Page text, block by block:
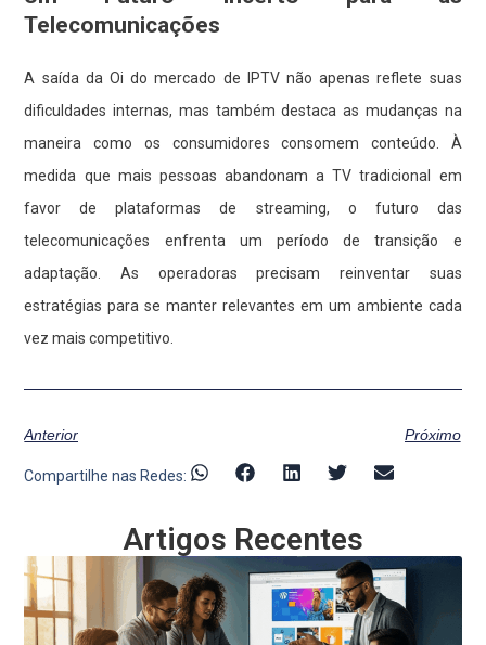
Telecomunicações
A saída da Oi do mercado de IPTV não apenas reflete suas
dificuldades internas, mas também destaca as mudanças na
maneira como os consumidores consomem conteúdo. À
medida que mais pessoas abandonam a TV tradicional em
favor de plataformas de streaming, o futuro das
telecomunicações enfrenta um período de transição e
adaptação. As operadoras precisam reinventar suas
estratégias para se manter relevantes em um ambiente cada
vez mais competitivo.
Anterior Próximo
Compartilhe nas Redes:
Artigos Recentes